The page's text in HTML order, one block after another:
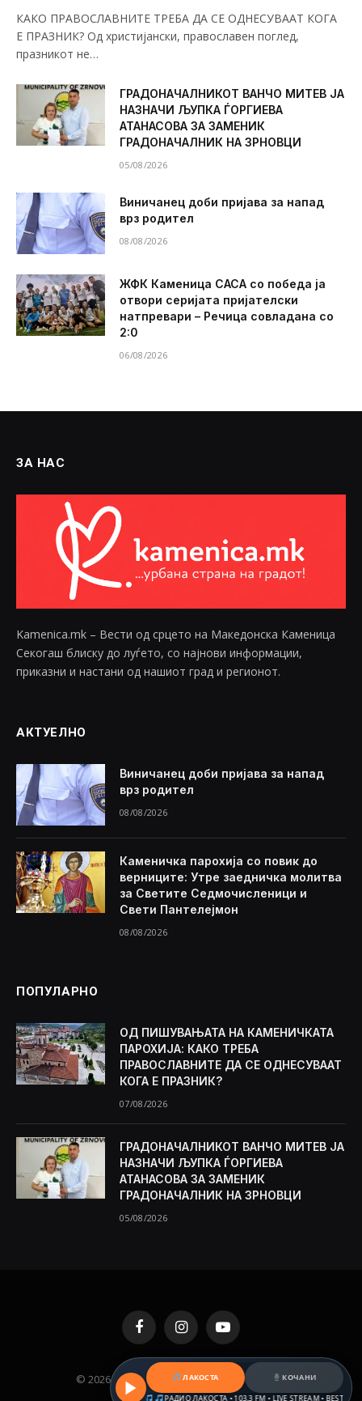
КАКО ПРАВОСЛАВНИТЕ ТРЕБА ДА СЕ ОДНЕСУВААТ КОГА
Е ПРАЗНИК? Од христијански, православен поглед,
празникот не…
ГРАДОНАЧАЛНИКОТ ВАНЧО МИТЕВ ЈА
НАЗНАЧИ ЉУПКА ЃОРГИЕВА
АТАНАСОВА ЗА ЗАМЕНИК
ГРАДОНАЧАЛНИК НА ЗРНОВЦИ
05/08/2026
Виничанец доби пријава за напад
врз родител
08/08/2026
ЖФК Каменица САСА со победа ја
отвори серијата пријателски
натпревари – Речица совладана со
2:0
06/08/2026
ЗА НАС
Kamenica.mk – Вести од срцето на Македонска Каменица
Секогаш блиску до луѓето, со најнови информации,
приказни и настани од нашиот град и регионот.
АКТУЕЛНО
Виничанец доби пријава за напад
врз родител
08/08/2026
Каменичка парохија со повик до
верниците: Утре заедничка молитва
за Светите Седмочисленици и
Свети Пантелејмон
08/08/2026
ПОПУЛАРНО
ОД ПИШУВАЊАТА НА КАМЕНИЧКАТА
ПАРОХИЈА: КАКО ТРЕБА
ПРАВОСЛАВНИТЕ ДА СЕ ОДНЕСУВААТ
КОГА Е ПРАЗНИК?
07/08/2026
ГРАДОНАЧАЛНИКОТ ВАНЧО МИТЕВ ЈА
НАЗНАЧИ ЉУПКА ЃОРГИЕВА
АТАНАСОВА ЗА ЗАМЕНИК
ГРАДОНАЧАЛНИК НА ЗРНОВЦИ
05/08/2026
FacebookInstagramYouTube
© 2026 KAMENICA.MK. Designed by MKNET.
ЛАКОСТА
КОЧАНИ
• BEST HITS & BALKAN BEATS
РАДИО ЛАКОСТА • 103,3 FM • LIVE STREAM • BEST HITS &